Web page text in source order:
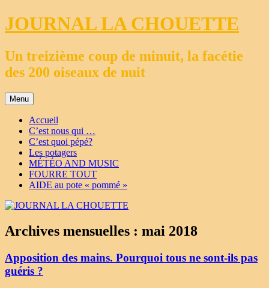
Aller
au
JOURNAL LA CHOUETTE
Un treizième coup de minuit, la facétie
des 200 oiseaux de nuit
Menu
Accueil
C’est nous qui …
C’est quoi pépé?
Les potagers
MÉTÉO AND MUSIC
FOURRE TOUT
AIDE au pote « pommé »
Archives mensuelles : mai 2018
Apposition des mains. Pourquoi tous ne sont-ils pas
guéris ?